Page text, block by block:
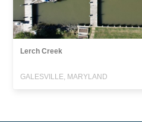
Lerch Creek
GALESVILLE, MARYLAND